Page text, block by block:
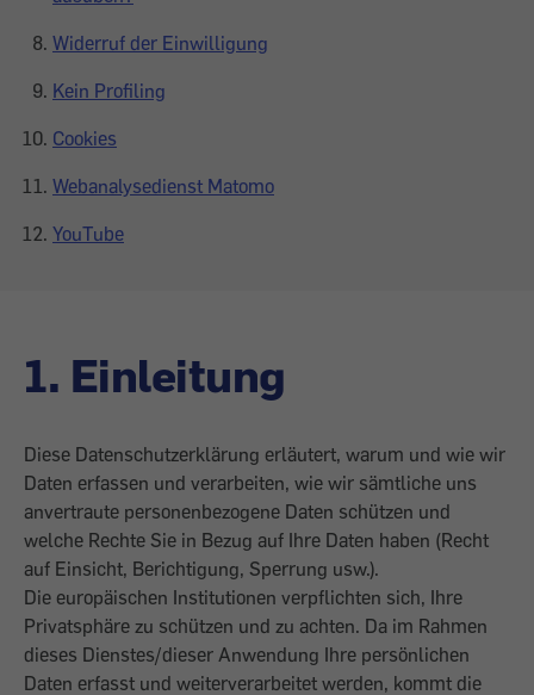
Widerruf der Einwilligung
Kein Profiling
Cookies
Webanalysedienst Matomo
YouTube
1. Einleitung
Diese Datenschutzerklärung erläutert, warum und wie wir
Daten erfassen und verarbeiten, wie wir sämtliche uns
anvertraute personenbezogene Daten schützen und
welche Rechte Sie in Bezug auf Ihre Daten haben (Recht
auf Einsicht, Berichtigung, Sperrung usw.).
Die europäischen Institutionen verpflichten sich, Ihre
Privatsphäre zu schützen und zu achten. Da im Rahmen
dieses Dienstes/dieser Anwendung Ihre persönlichen
Daten erfasst und weiterverarbeitet werden, kommt die